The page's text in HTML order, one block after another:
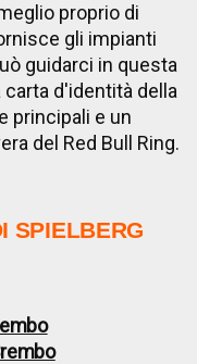
proprio di
gli impianti
guidarci in questa
d'identità della
principali e un
del Red Bull Ring.
SPIELBERG